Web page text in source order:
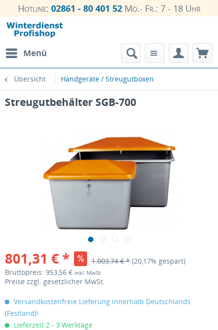
Hotline: 02861 - 80 401 52Mo.- Fr.: 7 - 18 Uhr
Menü
Übersicht Handgeräte / Streugutboxen
Streugutbehälter SGB-700
801,31 € * 1.003,74 € * (20,17% gespart)
Bruttopreis: 953,56 € inkl. MwSt
Preise zzgl. gesetzlicher MwSt.
Versandkostenfreie Lieferung innerhalb Deutschlands
(Festland)!
Lieferzeit 2 - 3 Werktage